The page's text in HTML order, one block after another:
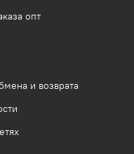
опт
и возврата